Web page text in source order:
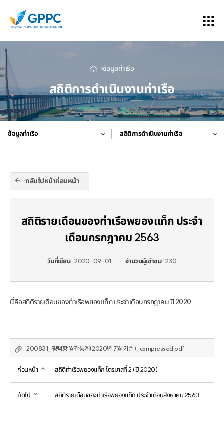
ข้อมูลท่าเรือ
สถิติการดำเนินงานท่าเรือ
ข้อมูลท่าเรือ สถิติการดำเนินงานท่าเรือ
กลับไปหน้าก่อนหน้า
สถิติรายเดือนของท่าเรือพยองแท็ก ประจำ
เดือนกรกฎาคม 2563
วันที่เขียน 2020-09-01 จำนวนผู้เข้าชม 230
นี่คือสถิติรายเดือนของท่าเรือพยองแท็ก ประจำเดือนกรกฎาคม ปี 2020
200831_평택항 월간통계(2020년 7월 기준)_compressed.pdf
ก่อนหน้า สถิติท่าเรือพยองแท็ก ไตรมาสที่ 2 (ปี 2020)
ถัดไป สถิติรายเดือนของท่าเรือพยองแท็ก ประจำเดือนสิงหาคม 2563